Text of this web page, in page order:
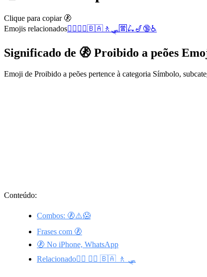
Clique para copiar 🚷
Emojis relacionados🚶‍♂️ 🚶‍♀️🇧🇦 🚶 🛷 🈺 🛴 🎷🔞♿
Significado de 🚷 Proibido a peões
Emoji de Proibido a peões pertence à categoria Símbolo,
Conteúdo:
Combos: 🚷⚠️😱
Frases com 🚷
🚷 No iPhone, WhatsApp
Relacionado🚶‍♂️ 🚶‍♀️ 🇧🇦 🚶 🛷